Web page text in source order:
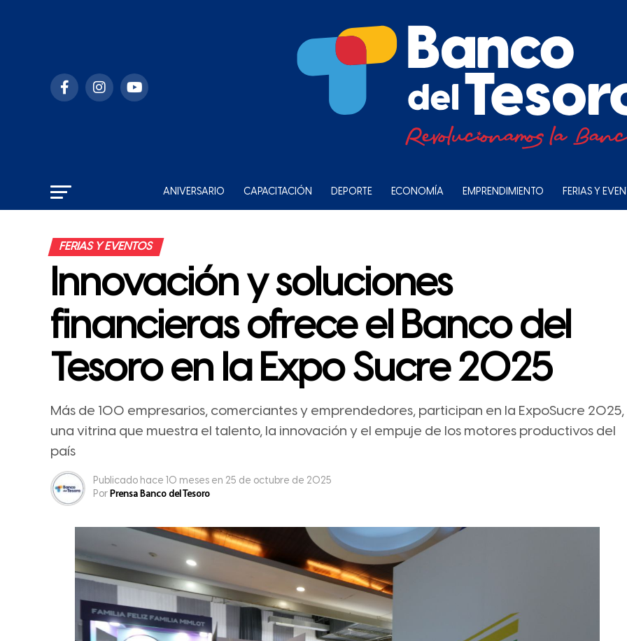
ANIVERSARIO CAPACITACIÓN DEPORTE ECONOMÍA EMPRENDIMIENTO FERIAS Y
FERIAS Y EVENTOS
Innovación y soluciones
financieras ofrece el Banco del
Tesoro en la Expo Sucre 2025
Más de 100 empresarios, comerciantes y emprendedores, participan en la ExpoSucre 2025,
una vitrina que muestra el talento, la innovación y el empuje de los motores productivos del
país
Publicado hace 10 meses en 25 de octubre de 2025
Por Prensa Banco del Tesoro